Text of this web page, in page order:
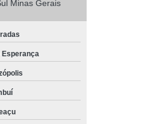
Preta
Manga Longa
Minas Gerais
Esperança